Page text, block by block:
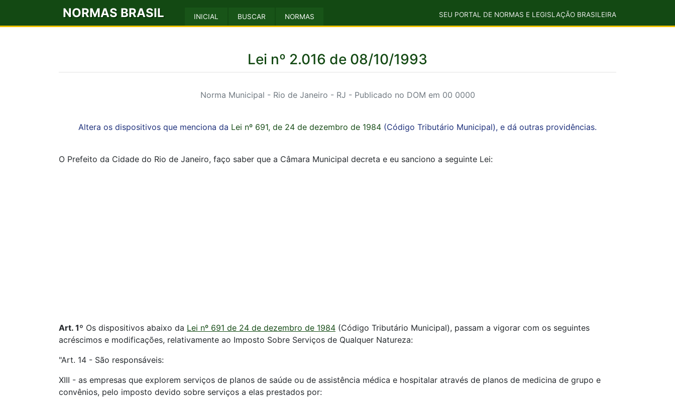
NORMAS BRASIL INICIAL BUSCAR NORMAS SEU PORTAL DE NORMAS E LEGISLAÇÃO BRASILEIRA
Lei nº 2.016 de 08/10/1993
Norma Municipal - Rio de Janeiro - RJ - Publicado no DOM em 00 0000
Altera os dispositivos que menciona da Lei nº 691, de 24 de dezembro de 1984 (Código Tributário Municipal), e dá outras providências.
O Prefeito da Cidade do Rio de Janeiro, faço saber que a Câmara Municipal decreta e eu sanciono a seguinte Lei:
Art. 1º Os dispositivos abaixo da Lei nº 691 de 24 de dezembro de 1984 (Código Tributário Municipal), passam a vigorar com os seguintes
acréscimos e modificações, relativamente ao Imposto Sobre Serviços de Qualquer Natureza:
"Art. 14 - São responsáveis:
XIII - as empresas que explorem serviços de planos de saúde ou de assistência médica e hospitalar através de planos de medicina de grupo e
convênios, pelo imposto devido sobre serviços a elas prestados por: